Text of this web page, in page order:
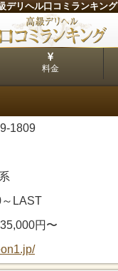
デリヘル口コミランキング
料金
1809
LAST
円〜